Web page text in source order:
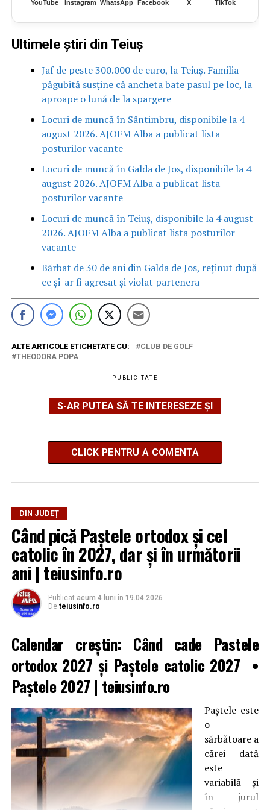
YouTube Instagram WhatsApp Facebook X TikTok
Ultimele știri din Teiuș
Jaf de peste 300.000 de euro, la Teiuș. Familia
păgubită susține că ancheta bate pasul pe loc, la
aproape o lună de la spargere
Locuri de muncă în Sântimbru, disponibile la 4
august 2026. AJOFM Alba a publicat lista
posturilor vacante
Locuri de muncă în Galda de Jos, disponibile la 4
august 2026. AJOFM Alba a publicat lista
posturilor vacante
Locuri de muncă în Teiuș, disponibile la 4 august
2026. AJOFM Alba a publicat lista posturilor
vacante
Bărbat de 30 de ani din Galda de Jos, reținut după
ce și-ar fi agresat și violat partenera
ALTE ARTICOLE ETICHETATE CU:
CLUB DE GOLF
THEODORA POPA
PUBLICITATE
S-AR PUTEA SĂ TE INTERESEZE ȘI
CLICK PENTRU A COMENTA
DIN JUDEȚ
Când pică Paștele ortodox și cel
catolic în 2027, dar și în următorii
ani | teiusinfo.ro
Publicat acum 4 luni în 19.04.2026
De teiusinfo.ro
Calendar creștin: Când cade Pastele
ortodox 2027 și Paștele catolic 2027 •
Paștele 2027 | teiusinfo.ro
Paştele este
o
sărbătoare a
cărei dată
este
variabilă şi
în jurul